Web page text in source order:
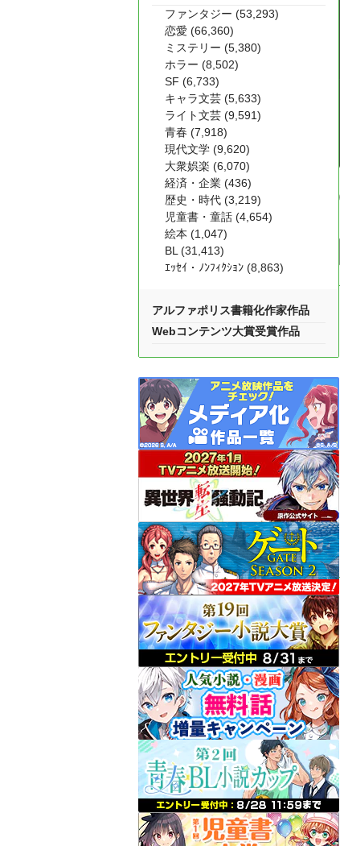
ファンタジー (53,293)
恋愛 (66,360)
ミステリー (5,380)
ホラー (8,502)
SF (6,733)
キャラ文芸 (5,633)
ライト文芸 (9,591)
青春 (7,918)
現代文学 (9,620)
大衆娯楽 (6,070)
経済・企業 (436)
歴史・時代 (3,219)
児童書・童話 (4,654)
絵本 (1,047)
BL (31,413)
ｴｯｾｲ・ﾉﾝﾌｨｸｼｮﾝ (8,863)
アルファポリス書籍化作家作品
Webコンテンツ大賞受賞作品